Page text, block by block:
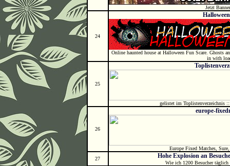
Jetzt
24
Online haunted house at Halloween Fun Scare. Ghosts
in with
25
gelistet im Toplistenverzeichnis
26
europe-
Europe Fixed Matches,
27
Hohe Explosion an
Wie ich 1200 Besucher täglich